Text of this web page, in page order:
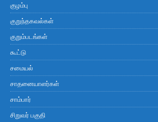
குழம்பு
குறுந்தகவல்கள்
குறும்படங்கள்
கூட்டு
சமையல்
சாதனையாளர்கள்
சாம்பார்
சிறுவர் பகுதி